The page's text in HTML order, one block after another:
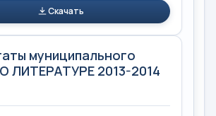
Скачать
муниципального
ЛИТЕРАТУРЕ 2013-2014